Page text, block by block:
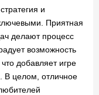
и
Приятная
делают процесс
возможность
добавляет игре
В целом, отличное